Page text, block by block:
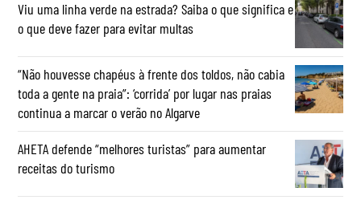
Viu uma linha verde na estrada? Saiba o que significa e
o que deve fazer para evitar multas
“Não houvesse chapéus à frente dos toldos, não cabia
toda a gente na praia”: ‘corrida’ por lugar nas praias
continua a marcar o verão no Algarve
AHETA defende “melhores turistas” para aumentar
receitas do turismo